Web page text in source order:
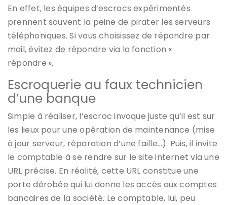
En effet, les équipes d’escrocs expérimentés
prennent souvent la peine de pirater les serveurs
téléphoniques. Si vous choisissez de répondre par
mail, évitez de répondre via la fonction «
répondre ».
Escroquerie au faux technicien
d’une banque
Simple à réaliser, l’escroc invoque juste qu’il est sur
les lieux pour une opération de maintenance (mise
à jour serveur, réparation d’une faille…). Puis, il invite
le comptable à se rendre sur le site internet via une
URL précise. En réalité, cette URL constitue une
porte dérobée qui lui donne les accès aux comptes
bancaires de la société. Le comptable, lui, peu